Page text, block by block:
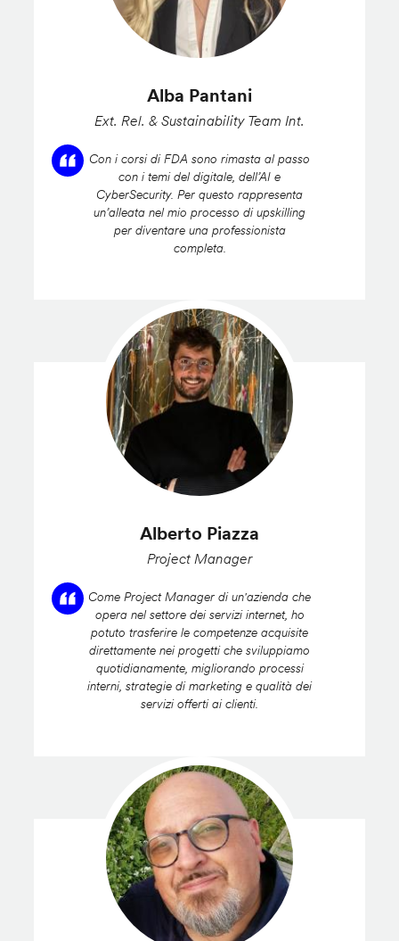
Alba Pantani
Ext. Rel. & Sustainability Team Int.
Con i corsi di FDA sono rimasta al passo
con i temi del digitale, dell’AI e
CyberSecurity. Per questo rappresenta
un’alleata nel mio processo di upskilling
per diventare una professionista
completa.
Alberto Piazza
Project Manager
Come Project Manager di un'azienda che
opera nel settore dei servizi internet, ho
potuto trasferire le competenze acquisite
direttamente nei progetti che sviluppiamo
quotidianamente, migliorando processi
interni, strategie di marketing e qualità dei
servizi offerti ai clienti.